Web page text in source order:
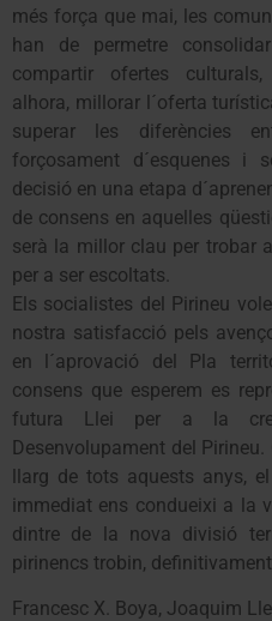
més força que mai, les
han de permetre
compartir ofertes
alhora, millorar l´oferta
superar les diferències
forçosament d´esquenes i
decisió en una etapa
de consens en aquelles
serà la millor clau per trobar
per a ser escoltats.
Els socialistes del Pirineu
nostra satisfacció pels
en l´aprovació del Pla
consens que esperem es
futura Llei per a la
Desenvolupament del
llarg de tots aquests anys,
immediat ens condueixi a la
dintre de la nova divisió
pirinencs trobin,
Francesc X. Boya, Joaquim